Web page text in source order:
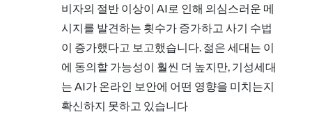
비자의 절반 이상이 AI로 인해 의심스러운 메
시지를 발견하는 횟수가 증가하고 사기 수법
이 증가했다고 보고했습니다. 젊은 세대는 이
에 동의할 가능성이 훨씬 더 높지만, 기성세대
는 AI가 온라인 보안에 어떤 영향을 미치는지
확신하지 못하고 있습니다